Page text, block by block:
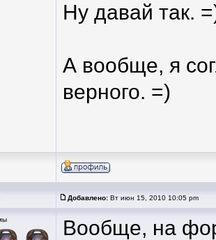
Ну давай так.
А вообще, я
верного. =)
Добавлено: Вт июн 15, 2010 10:05 pm
Вообще, на